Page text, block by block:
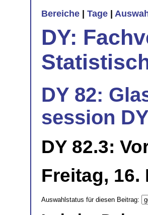
Bereiche Tage
DY:
DY 82:
session
DY 82.3:
Freitag, 16.
Auswahlstatus für diesen Beitrag: